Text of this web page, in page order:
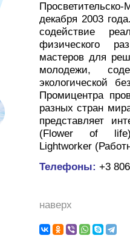
декабря 2003
содействие
физического
мастеров для
молодежи,
экологической
Промицентра
разных стран
представляет
(Flower of life).
Lightworker
Телефоны: +3
наверх